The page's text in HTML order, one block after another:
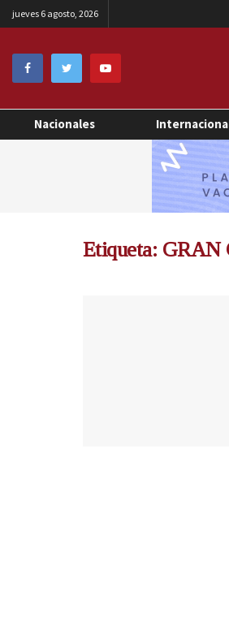
jueves 6 agosto, 2026
Nacionales
Etiqueta: GRAN